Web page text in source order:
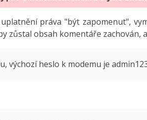
práva "být zapomenut",
zůstal obsah komentáře zachován,
výchozí heslo k modemu je